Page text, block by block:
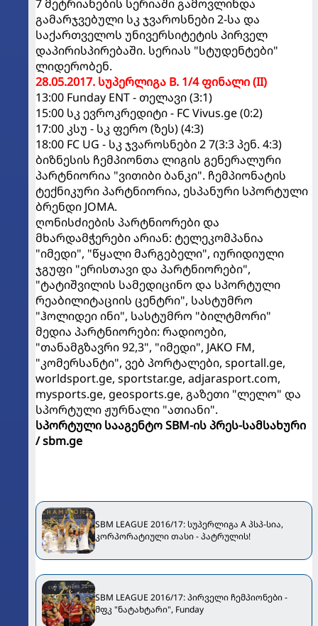
7 მეტრიანების სერიაში გამოვლინდა
გამარჯვებული სკ ჯვაროსნები 2-სა და
საქართველოს უნივერსიტეტის პირველ
დაპირისპირებაში. სერიას "სტუდენტები"
ლიდერობენ.
28.05.2017. სუპერლიგა B. 1/4 ფინალი (II)
13:00 Funday ENT - თელავი (3:1)
15:00 სკ ევროკრედიტი - FC Vivus.ge (0:2)
17:00 კსუ - სკ ფერო (ზეს) (4:3)
18:00 FC UG - სკ ჯვაროსნები 2 7(3:3 პენ. 4:3)
ბიზნესის ჩემპიონთა ლიგის გენერალური
პარტნიორია "ვითიბი ბანკი". ჩემპიონატის
ტექნიკური პარტნიორია, ესპანური სპორტული
ბრენდი JOMA.
ღონისძიების პარტნიორები და
მხარდამჭერები არიან: ტელეკომპანია
"იმედი", "წყალი მარგებელი", იურიდიული
ჯგუფი "ერისთავი და პარტნიორები",
"ტატიშვილის სამედიცინო და სპორტული
რეაბილიტაციის ცენტრი", სასტუმრო
"ჰოლიდეი ინი", სასტუმრო "ბილტმორი"
მედია პარტნიორები: რადიოები,
"თანამგზავრი 92,3", "იმედი", JAKO FM,
"კომერსანტი", ვებ პორტალები, sportall.ge,
worldsport.ge, sportstar.ge, adjarasport.com,
mysports.ge, geosports.ge, გაზეთი "ლელო" და
სპორტული ჟურნალი "ათიანი".
სპორტული სააგენტო SBM-ის პრეს-სამსახური
/ sbm.ge
SBM LEAGUE 2016/17: სუპერლიგა A პსპ-სია,
კორპორატიული თასი - პატრულის!
SBM LEAGUE 2016/17: პირველი ჩემპიონები -
მფკ "ნატახტარი", Funday